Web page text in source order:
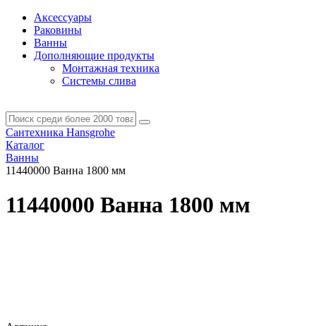
Аксессуары
Раковины
Ванны
Дополняющие продукты
Монтажная техника
Системы слива
Сантехника Hansgrohe
Каталог
Ванны
11440000 Ванна 1800 мм
11440000 Ванна 1800 мм